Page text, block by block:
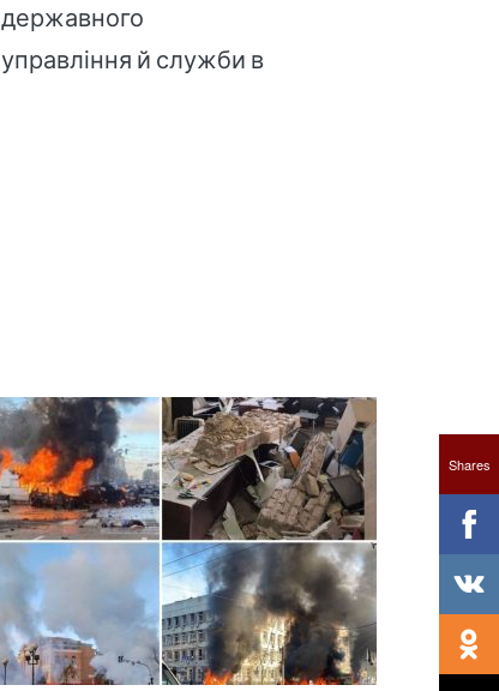
державного
й служби в
Shares